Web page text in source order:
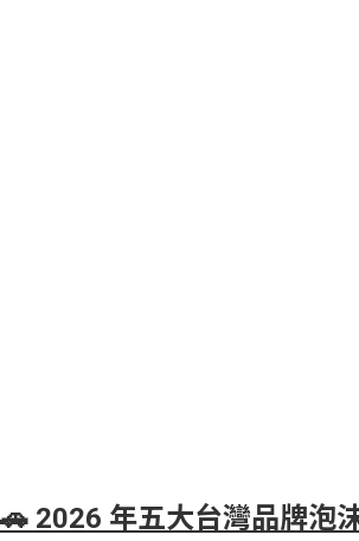
🚗 2026 年五大台灣品牌泡